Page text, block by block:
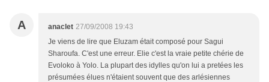
A anaclet 27/09/2008 19:43
Je viens de lire que Eluzam était composé pour Sagui
Sharoufa. C'est une erreur. Elie c'est la vraie petite chérie de
Evoloko à Yolo. La plupart des idylles qu'on lui a pretées les
présumées élues n'étaient souvent que des arlésiennes